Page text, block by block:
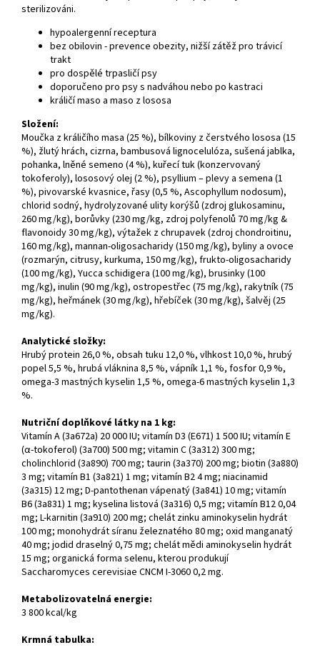
sterilizováni.
hypoalergenní receptura
bez obilovin - prevence obezity, nižší zátěž pro trávicí
trakt
pro dospělé trpasličí psy
doporučeno pro psy s nadváhou nebo po kastraci
králičí maso a maso z lososa
Složení:
Moučka z králičího masa (25 %), bílkoviny z čerstvého lososa (15
%), žlutý hrách, cizrna, bambusová lignocelulóza, sušená jablka,
pohanka, lněné semeno (4 %), kuřecí tuk (konzervovaný
tokoferoly), lososový olej (2 %), psyllium – plevy a semena (1
%), pivovarské kvasnice, řasy (0,5 %, Ascophyllum nodosum),
chlorid sodný, hydrolyzované ulity korýšů (zdroj glukosaminu,
260 mg/kg), borůvky (230 mg/kg, zdroj polyfenolů 70 mg/kg &
flavonoidy 30 mg/kg), výtažek z chrupavek (zdroj chondroitinu,
160 mg/kg), mannan-oligosacharidy (150 mg/kg), byliny a ovoce
(rozmarýn, citrusy, kurkuma, 150 mg/kg), frukto-oligosacharidy
(100 mg/kg), Yucca schidigera (100 mg/kg), brusinky (100
mg/kg), inulin (90 mg/kg), ostropestřec (75 mg/kg), rakytník (75
mg/kg), heřmánek (30 mg/kg), hřebíček (30 mg/kg), šalvěj (25
mg/kg).
Analytické složky:
Hrubý protein 26,0 %, obsah tuku 12,0 %, vlhkost 10,0 %, hrubý
popel 5,5 %, hrubá vláknina 8,5 %, vápník 1,1 %, fosfor 0,9 %,
omega-3 mastných kyselin 1,5 %, omega-6 mastných kyselin 1,3
%.
Nutriční doplňkové látky na 1 kg:
Vitamín A (3a672a) 20 000 IU; vitamín D3 (E671) 1 500 IU; vitamín E
(α-tokoferol) (3a700) 500 mg; vitamin C (3a312) 300 mg;
cholinchlorid (3a890) 700 mg; taurin (3a370) 200 mg; biotin (3a880)
3 mg; vitamín B1 (3a821) 1 mg; vitamín B2 4 mg; niacinamid
(3a315) 12 mg; D-pantothenan vápenatý (3a841) 10 mg; vitamín
B6 (3a831) 1 mg; kyselina listová (3a316) 0,5 mg; vitamín B12 0,04
mg; L-karnitin (3a910) 200 mg; chelát zinku aminokyselin hydrát
100 mg; monohydrát síranu železnatého 80 mg; oxid manganatý
40 mg; jodid draselný 0,75 mg; chelát mědi aminokyselin hydrát
15 mg; organická forma selenu, kterou produkují
Saccharomyces cerevisiae CNCM I-3060 0,2 mg.
Metabolizovatelná energie:
3 800 kcal/kg
Krmná tabulka: